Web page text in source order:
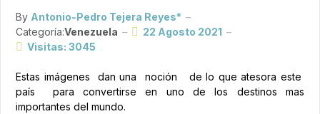
By Antonio-Pedro Tejera Reyes*
Categoría:Venezuela
22 Agosto 2021
Visitas: 3045
Estas imágenes dan una noción de lo que atesora este
país para convertirse en uno de los destinos mas
importantes del mundo.